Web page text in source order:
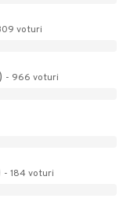
voturi
- 966 voturi
- 184 voturi